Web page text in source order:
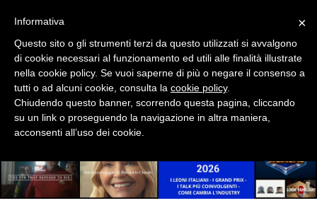
SPONSOR
DESIGN
EVENTI
MOBILE
×
Informativa
Questo sito o gli strumenti terzi da questo utilizzati si avvalgono
di cookie necessari al funzionamento ed utili alle finalità illustrate
nella cookie policy. Se vuoi saperne di più o negare il consenso a
tutti o ad alcuni cookie, consulta la cookie policy.
Chiudendo questo banner, scorrendo questa pagina, cliccando
su un link o proseguendo la navigazione in altra maniera,
acconsenti all’uso dei cookie.